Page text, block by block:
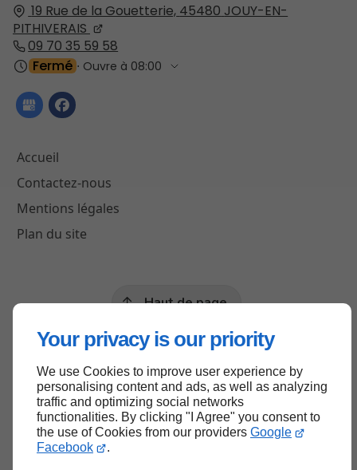
Your privacy is our priority
We use Cookies to improve user experience by
personalising content and ads, as well as analyzing
traffic and optimizing social networks
functionalities. By clicking "I Agree" you consent to
the use of Cookies from our providers Google
Facebook
.
19 Rue de la Gouetterie, 45480 JOUY-EN-
PITHIVERAIS
09 70 35 59 58
Fermé ⋅ Ouvre à 08:00
Accueil
Contactez-nous
Mentions légales
Plan du site
Haut de page